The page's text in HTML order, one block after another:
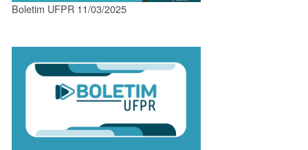
Boletim UFPR 11/03/2025